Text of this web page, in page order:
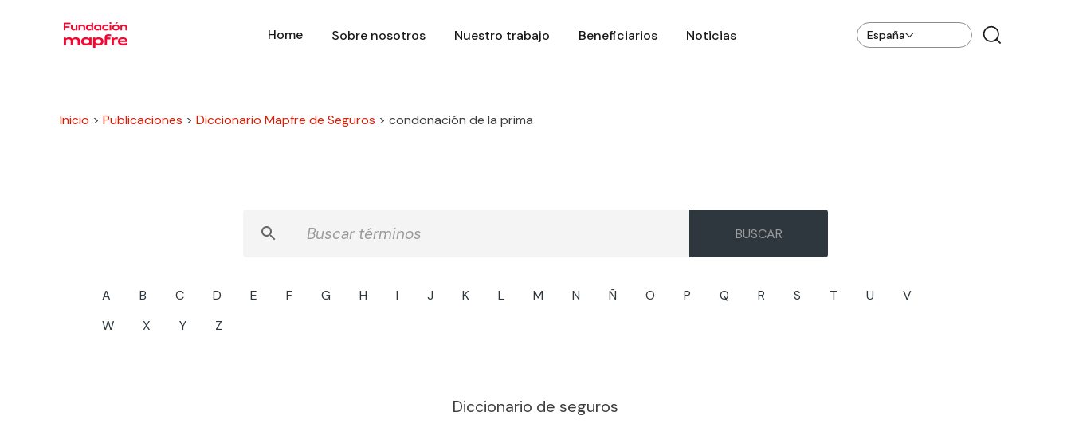
Home Sobre nosotros Nuestro trabajo Beneficiarios Noticias España
Inicio > Publicaciones > Diccionario Mapfre de Seguros > condonación de la prima
A B C D E F G H I J K L M N Ñ O P Q R S T U
V
W
X Y Z
Diccionario de seguros